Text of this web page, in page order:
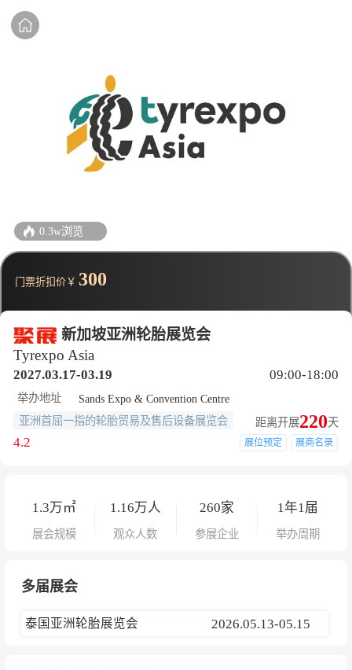
新加坡亚洲轮胎展览会
Tyrexpo Asia
2027.03.17-03.19 09:00-18:00
举办地址
Sands Expo & Convention Centre
亚洲首屈一指的轮胎贸易及售后设备展览会
距离开展220天
4.2 展位预定 展商名录
1.3万㎡
展会规模
1.16万人
观众人数
260家
参展企业
1年1届
举办周期
0.3w浏览
门票折扣价￥ 300
多届展会
泰国亚洲轮胎展览会 2026.05.13-05.15